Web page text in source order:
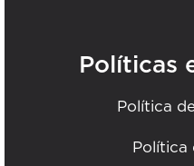
Políticas
Política
Política